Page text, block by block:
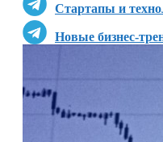
Стартапы и
Новые бизнес-